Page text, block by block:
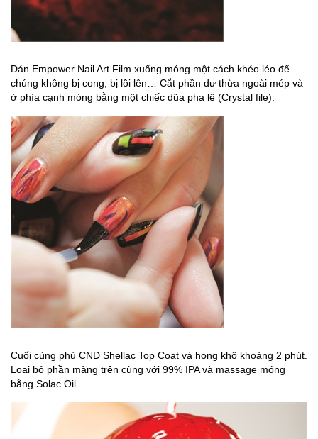
Dán Empower Nail Art Film xuống móng một cách khéo léo để
chúng không bị cong, bị lồi lên… Cắt phần dư thừa ngoài mép và
ở phía cạnh móng bằng một chiếc dũa pha lê (Crystal file).
Cuối cùng phủ CND Shellac Top Coat và hong khô khoảng 2 phút.
Loại bỏ phần màng trên cùng với 99% IPA và massage móng
bằng Solac Oil.